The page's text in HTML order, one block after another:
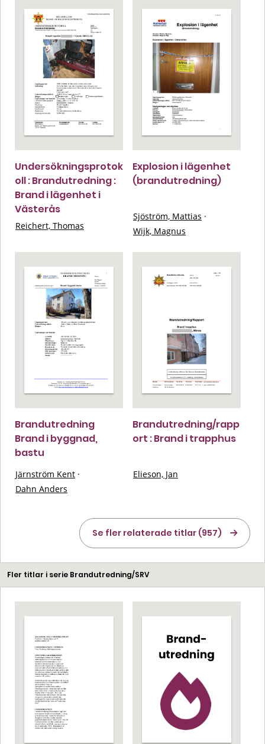
Undersökningsprotok
oll : Brandutredning :
Brand i lägenhet i
Västerås
Reichert, Thomas
Explosion i lägenhet
(brandutredning)
Sjöström, Mattias ·
Wijk, Magnus
Brandutredning
Brand i byggnad,
bastu
Järnström Kent ·
Dahn Anders
Brandutredning/rapp
ort : Brand i trapphus
Elieson, Jan
Se fler relaterade titlar (957)
Fler titlar i serie Brandutredning/SRV